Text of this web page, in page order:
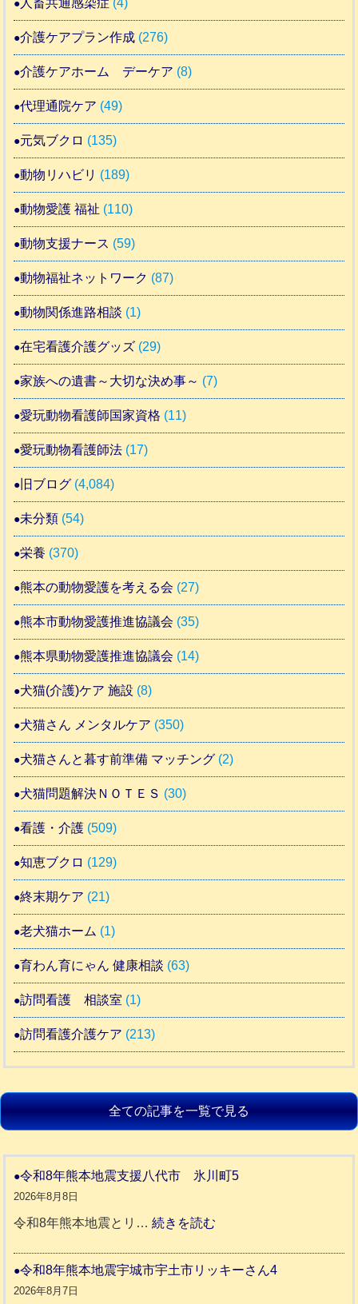
人畜共通感染症 (4)
介護ケアプラン作成 (276)
介護ケアホーム デーケア (8)
代理通院ケア (49)
元気ブクロ (135)
動物リハビリ (189)
動物愛護 福祉 (110)
動物支援ナース (59)
動物福祉ネットワーク (87)
動物関係進路相談 (1)
在宅看護介護グッズ (29)
家族への遺書～大切な決め事～ (7)
愛玩動物看護師国家資格 (11)
愛玩動物看護師法 (17)
旧ブログ (4,084)
未分類 (54)
栄養 (370)
熊本の動物愛護を考える会 (27)
熊本市動物愛護推進協議会 (35)
熊本県動物愛護推進協議会 (14)
犬猫(介護)ケア 施設 (8)
犬猫さん メンタルケア (350)
犬猫さんと暮す前準備 マッチング (2)
犬猫問題解決ＮＯＴＥＳ (30)
看護・介護 (509)
知恵ブクロ (129)
終末期ケア (21)
老犬猫ホーム (1)
育わん育にゃん 健康相談 (63)
訪問看護 相談室 (1)
訪問看護介護ケア (213)
全ての記事を一覧で見る
令和8年熊本地震支援八代市 氷川町5
2026年8月8日
令和8年熊本地震とリ…続きを読む
和
令和8年熊本地震宇城市宇土市リッキーさん4
2026年8月7日